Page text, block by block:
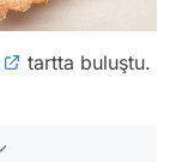
tartta buluştu.